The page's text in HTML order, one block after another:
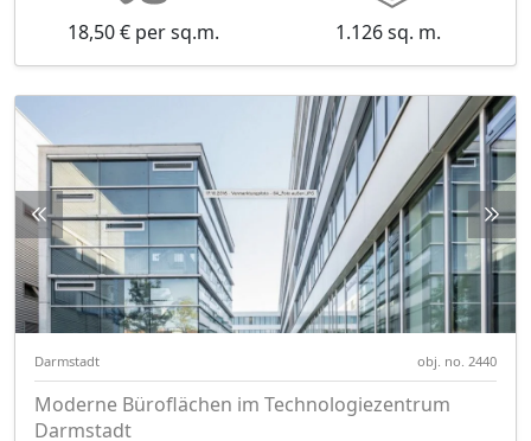
18,50 € per sq.m. 1.126 sq. m.
Darmstadt obj. no. 2440
Moderne Büroflächen im Technologiezentrum
Darmstadt